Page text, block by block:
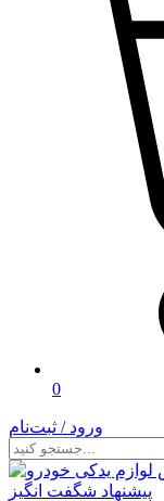
0
ورود / ثبت‌نام
پیشنهاد شگفت انگیز